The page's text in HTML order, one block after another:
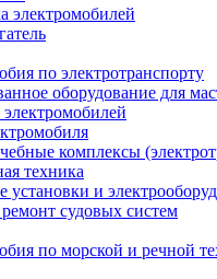
электромобилей
по электротранспорту
оборудование для
комплексы
техника
установки и
судовых систем
по морской и речной